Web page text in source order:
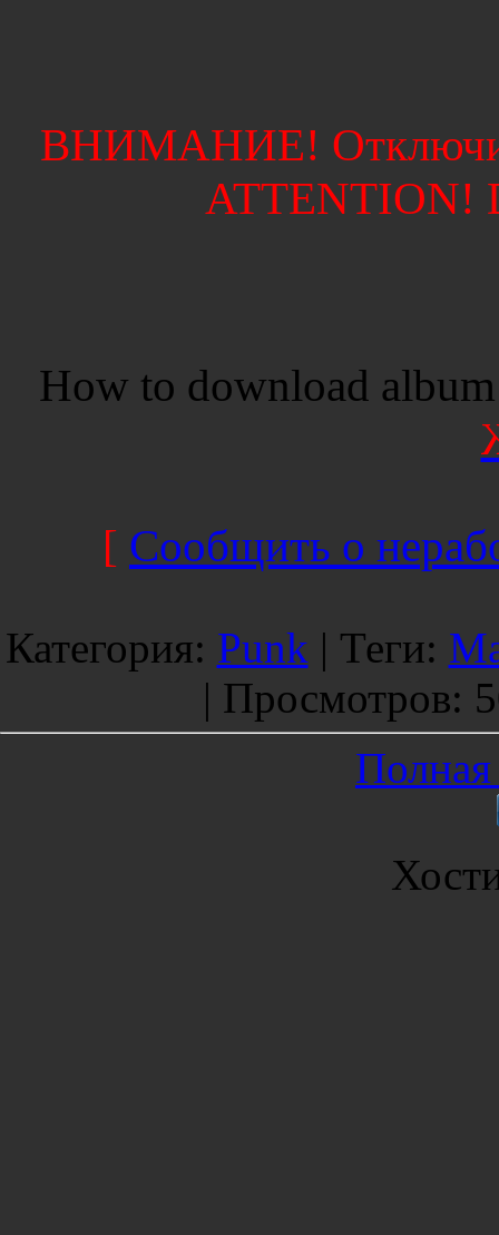
ВНИМАНИЕ!
ATTENTION!
How to download
[ Сообщить о
Категория: Punk | Теги:
| Просмотров:
Полная